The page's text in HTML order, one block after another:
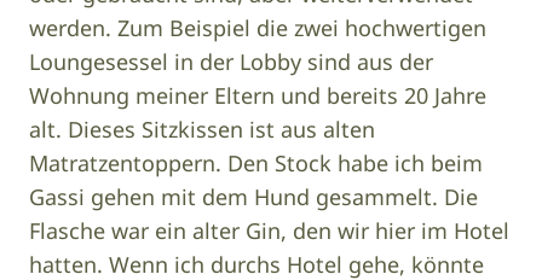
werden. Zum Beispiel die zwei hochwertigen
Loungesessel in der Lobby sind aus der
Wohnung meiner Eltern und bereits 20 Jahre
alt. Dieses Sitzkissen ist aus alten
Matratzentoppern. Den Stock habe ich beim
Gassi gehen mit dem Hund gesammelt. Die
Flasche war ein alter Gin, den wir hier im Hotel
hatten. Wenn ich durchs Hotel gehe, könnte